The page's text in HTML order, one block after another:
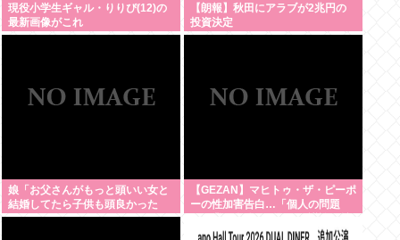
現役小学生ギャル・りりぴ(12)の
最新画像がこれ
【朗報】秋田にアラブが2兆円の
投資決定
娘「お父さんがもっと頭いい女と
結婚してたら子供も頭良かった
よ。頭悪いクソ女と結婚してごめ
【GEZAN】マヒトゥ・ザ・ピーポ
ーの性加害告白…「個人の問題
大